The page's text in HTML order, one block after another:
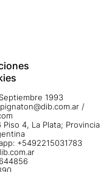
1993
/
4, La Plata; Provincia
+5492215031783